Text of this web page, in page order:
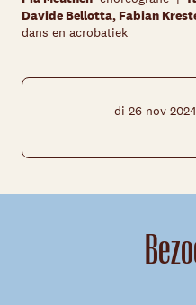
Davide Bellotta, Fabian
dans en acrobatiek
di 26 nov 2024